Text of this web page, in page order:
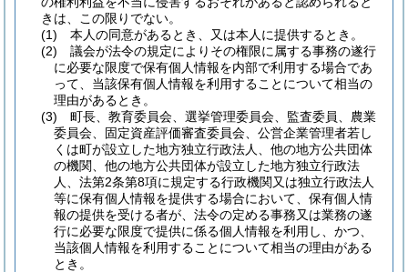
きは、この限りでない。
(1)
本人の同意があるとき、又は本人に提供するとき。
(2)
議会が法令の規定によりその権限に属する事務の遂行
に必要な限度で保有個人情報を内部で利用する場合であ
って、当該保有個人情報を利用することについて相当の
理由があるとき。
(3)
町長、教育委員会、選挙管理委員会、監査委員、農業
委員会、固定資産評価審査委員会、公営企業管理者若し
くは町が設立した地方独立行政法人、他の地方公共団体
の機関、他の地方公共団体が設立した地方独立行政法
人、法第2条第8項に規定する行政機関又は独立行政法人
等に保有個人情報を提供する場合において、保有個人情
報の提供を受ける者が、法令の定める事務又は業務の遂
行に必要な限度で提供に係る個人情報を利用し、かつ、
当該個人情報を利用することについて相当の理由がある
とき。